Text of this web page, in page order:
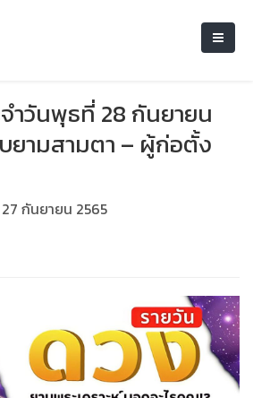
ำวันพุธที่ 28 กันยายน
ยามสามตา – ผู้ก่อตั้ง
กันยายน 2565